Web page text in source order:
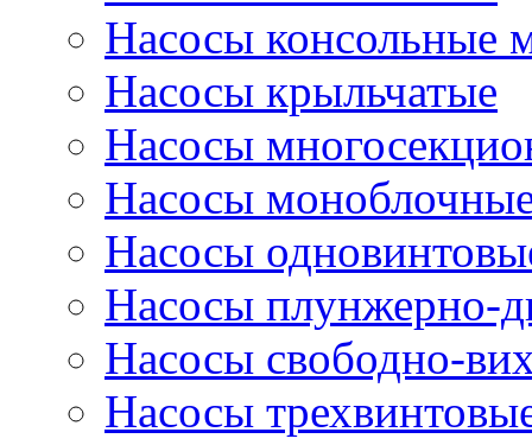
Насосы консольные
Насосы крыльчатые
Насосы
Насосы
Насосы
Насосы плунжерно-
Насосы свободно-
Насосы